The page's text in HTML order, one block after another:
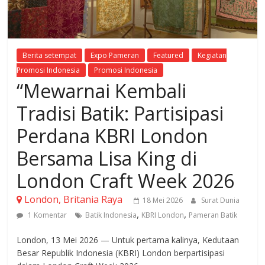
Berita setempat Expo Pameran Featured
Kegiatan
Promosi Indonesia
Promosi Indonesia
“Mewarnai Kembali
Tradisi Batik: Partisipasi
Perdana KBRI London
Bersama Lisa King di
London Craft Week 2026
London, Britania Raya 18 Mei 2026
Surat Dunia
1 Komentar
Batik Indonesia, KBRI London, Pameran Batik
London, 13 Mei 2026 — Untuk pertama kalinya, Kedutaan
Besar Republik Indonesia (KBRI) London berpartisipasi